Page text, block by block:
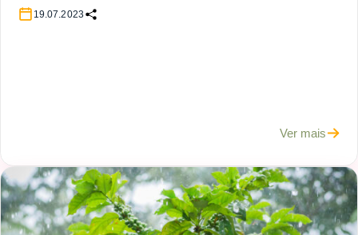
19.07.2023
Ver mais